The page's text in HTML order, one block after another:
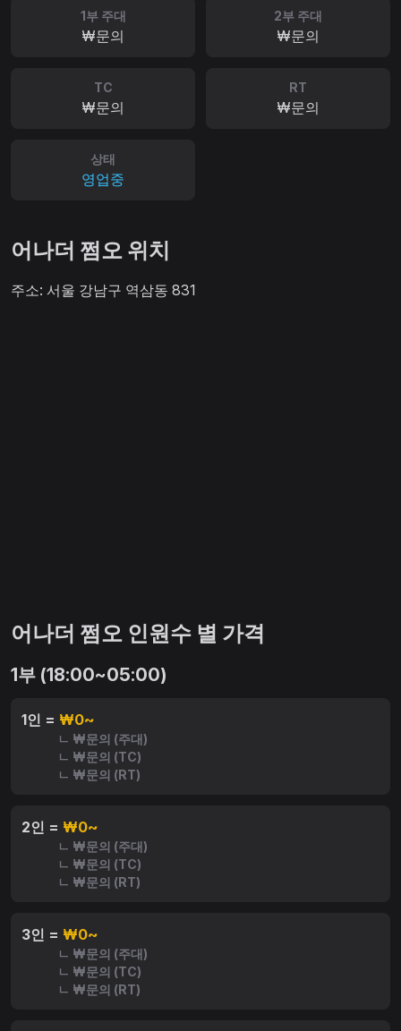
1부 주대
₩문의
2부 주대
₩문의
TC
₩문의
RT
₩문의
상태
영업중
어나더 쩜오 위치
주소: 서울 강남구 역삼동 831
어나더 쩜오 인원수 별 가격
1부 (18:00~05:00)
1인 = ₩0~
ㄴ ₩문의 (주대)
ㄴ ₩문의 (TC)
ㄴ ₩문의 (RT)
2인 = ₩0~
ㄴ ₩문의 (주대)
ㄴ ₩문의 (TC)
ㄴ ₩문의 (RT)
3인 = ₩0~
ㄴ ₩문의 (주대)
ㄴ ₩문의 (TC)
ㄴ ₩문의 (RT)